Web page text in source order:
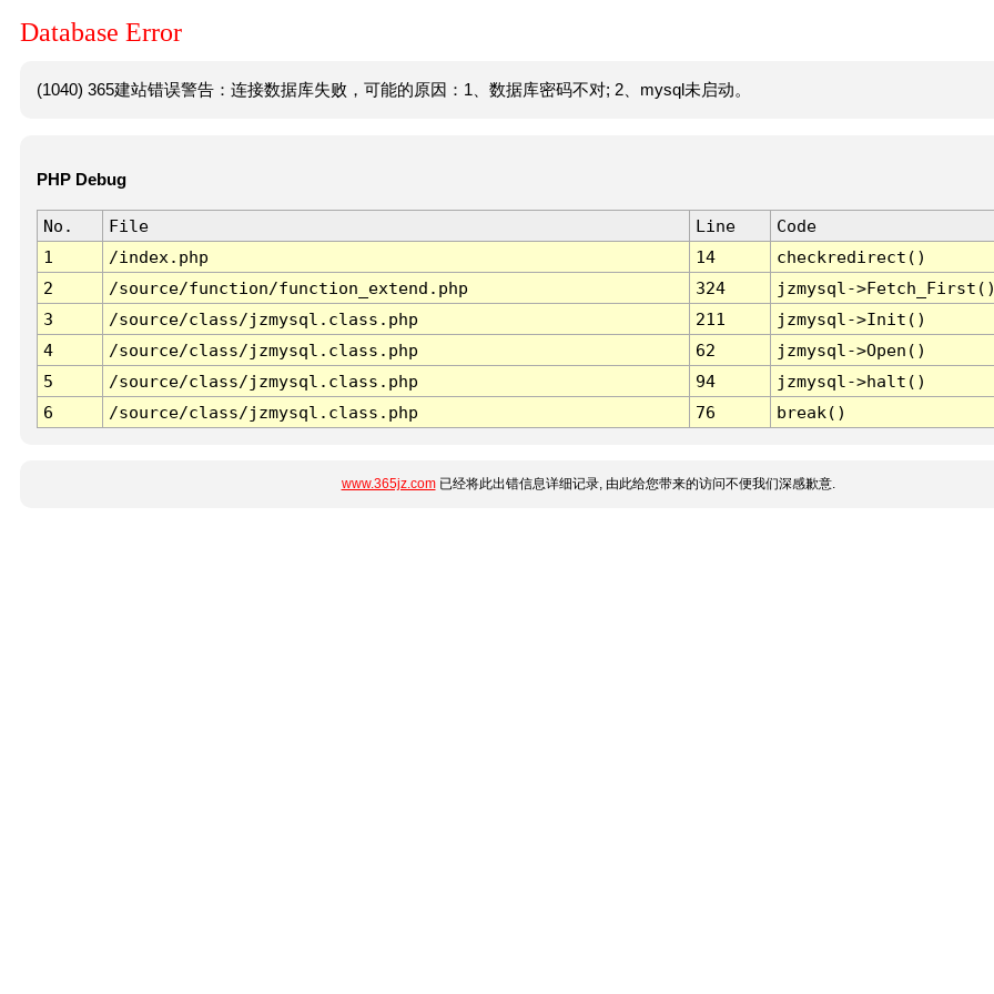
Database Error
(1040) 365建站错误警告：连接数据库失败，可能的原因：1、数据库密码不对; 2、mysql未启动。
PHP Debug
No. File Line
Code
1
/index.php 14
checkredirect()
2
/source/function/function_extend.php 324
jzmysql-
3
/source/class/jzmysql.class.php 211
jzmysql->Init()
4
/source/class/jzmysql.class.php 62
jzmysql->Open()
5
/source/class/jzmysql.class.php 94
jzmysql->halt()
6
/source/class/jzmysql.class.php 76 break()
www.365jz.com已经将此出错信息详细记录, 由此给您带来的访问不便我们深感歉意.